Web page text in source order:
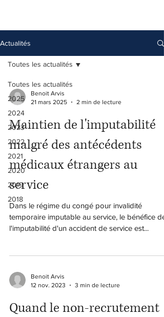
Actualités
Toutes les actualités
2025
2024
2023
2022
2021
2020
2019
2018
Toutes les actualités
Benoit Arvis
21 mars 2025
2 min de lecture
Maintien de l'imputabilité
malgré des antécédents
médicaux étrangers au
service
Dans le régime du congé pour invalidité
temporaire imputable au service, le bénéfice de
l'imputabilité d'un accident de service est...
Benoit Arvis
12 nov. 2023
3 min de lecture
Quand le non-recrutement